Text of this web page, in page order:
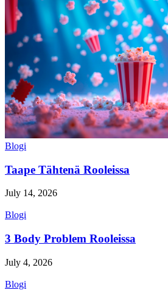
Blogi
Taape Tähtenä Rooleissa
July 14, 2026
Blogi
3 Body Problem Rooleissa
July 4, 2026
Blogi